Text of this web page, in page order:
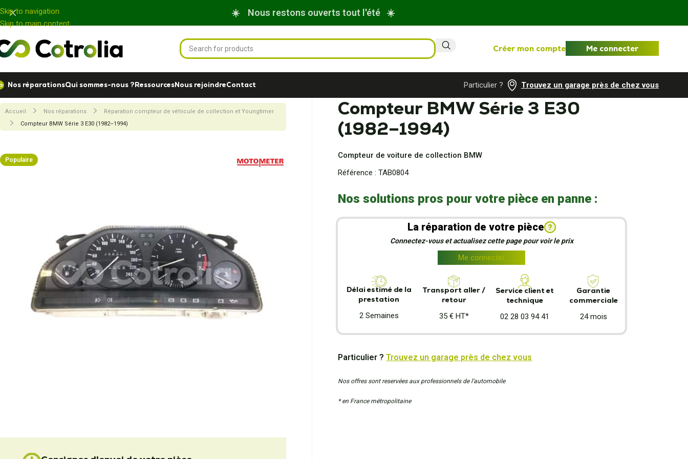
Panneau de gestion des cookies
Skip to navigation
Skip to main content
☀️ Nous restons ouverts tout l'été ☀️
Créer mon compte Me connecter
Nos réparationsQui sommes-nous ?RessourcesNous rejoindreContact Particulier ? Trouvez un garage près de chez vous
Compteur BMW Série 3 E30
(1982–1994)
Compteur de voiture de collection BMW
Référence :TAB0804
Nos solutions pros pour votre pièce en panne :
La réparation de votre pièce ?
Connectez-vous et actualisez cette page pour voir le prix
Me connecter
Délai estimé de la
prestation
2 Semaines
Transport aller /
retour
35 € HT*
Service client et
technique
02 28 03 94 41
Garantie
commerciale
24 mois
Particulier ?Trouvez un garage près de chez vous
Nos offres sont reservées aux professionnels de l’automobile
* en France métropolitaine
Accueil Nos réparations
Réparation compteur de véhicule de collection et Youngtimer
Compteur BMW Série 3 E30 (1982–1994)
Populaire